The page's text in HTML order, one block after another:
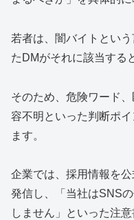
若者は、闇バイトとい
たDMがそれに該当する
そのため、危険ワード
容不明といった判断ポ
ます。
企業では、採用情報を
発信し、「当社はSNS
しません」といった注